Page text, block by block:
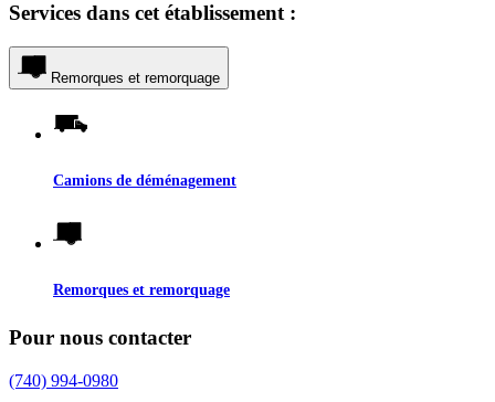
Services dans cet établissement :
Remorques et remorquage
Camions de déménagement
Remorques et remorquage
Pour nous contacter
(740) 994-0980